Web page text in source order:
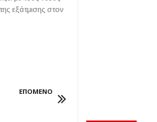
εξάτμισης στον
ΕΠΟΜΕΝΟ